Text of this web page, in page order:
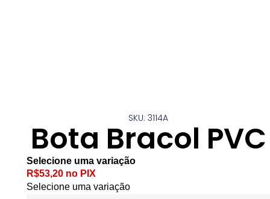
SKU: 3114A
Bota Bracol PVC
Selecione uma variação
R$53,20 no PIX
Selecione uma variação